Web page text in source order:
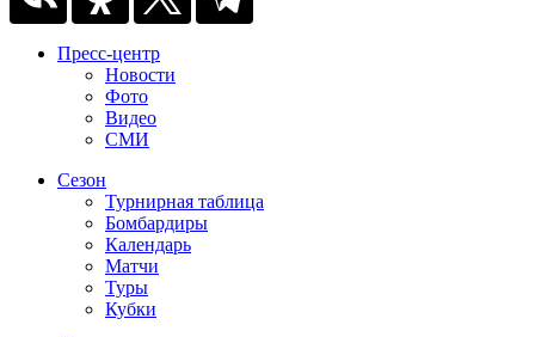
Пресс-центр
Новости
Фото
Видео
СМИ
Сезон
Турнирная таблица
Бомбардиры
Календарь
Матчи
Туры
Кубки